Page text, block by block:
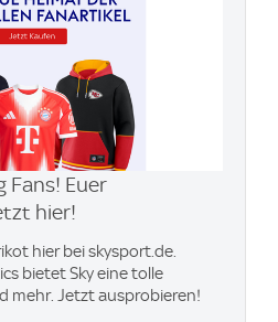
Fans! Euer
hier!
hier bei skysport.de.
bietet Sky eine tolle
mehr. Jetzt ausprobieren!